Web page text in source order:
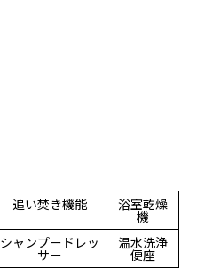
追い焚き機能 浴室乾燥
機
シャンプードレッ
サー
温水洗浄
便座